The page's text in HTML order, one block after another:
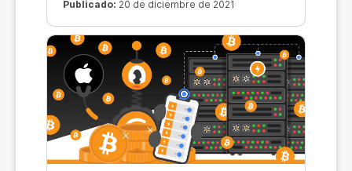
ganar desde el primer día.
Publicado: 20 de diciembre de 2021